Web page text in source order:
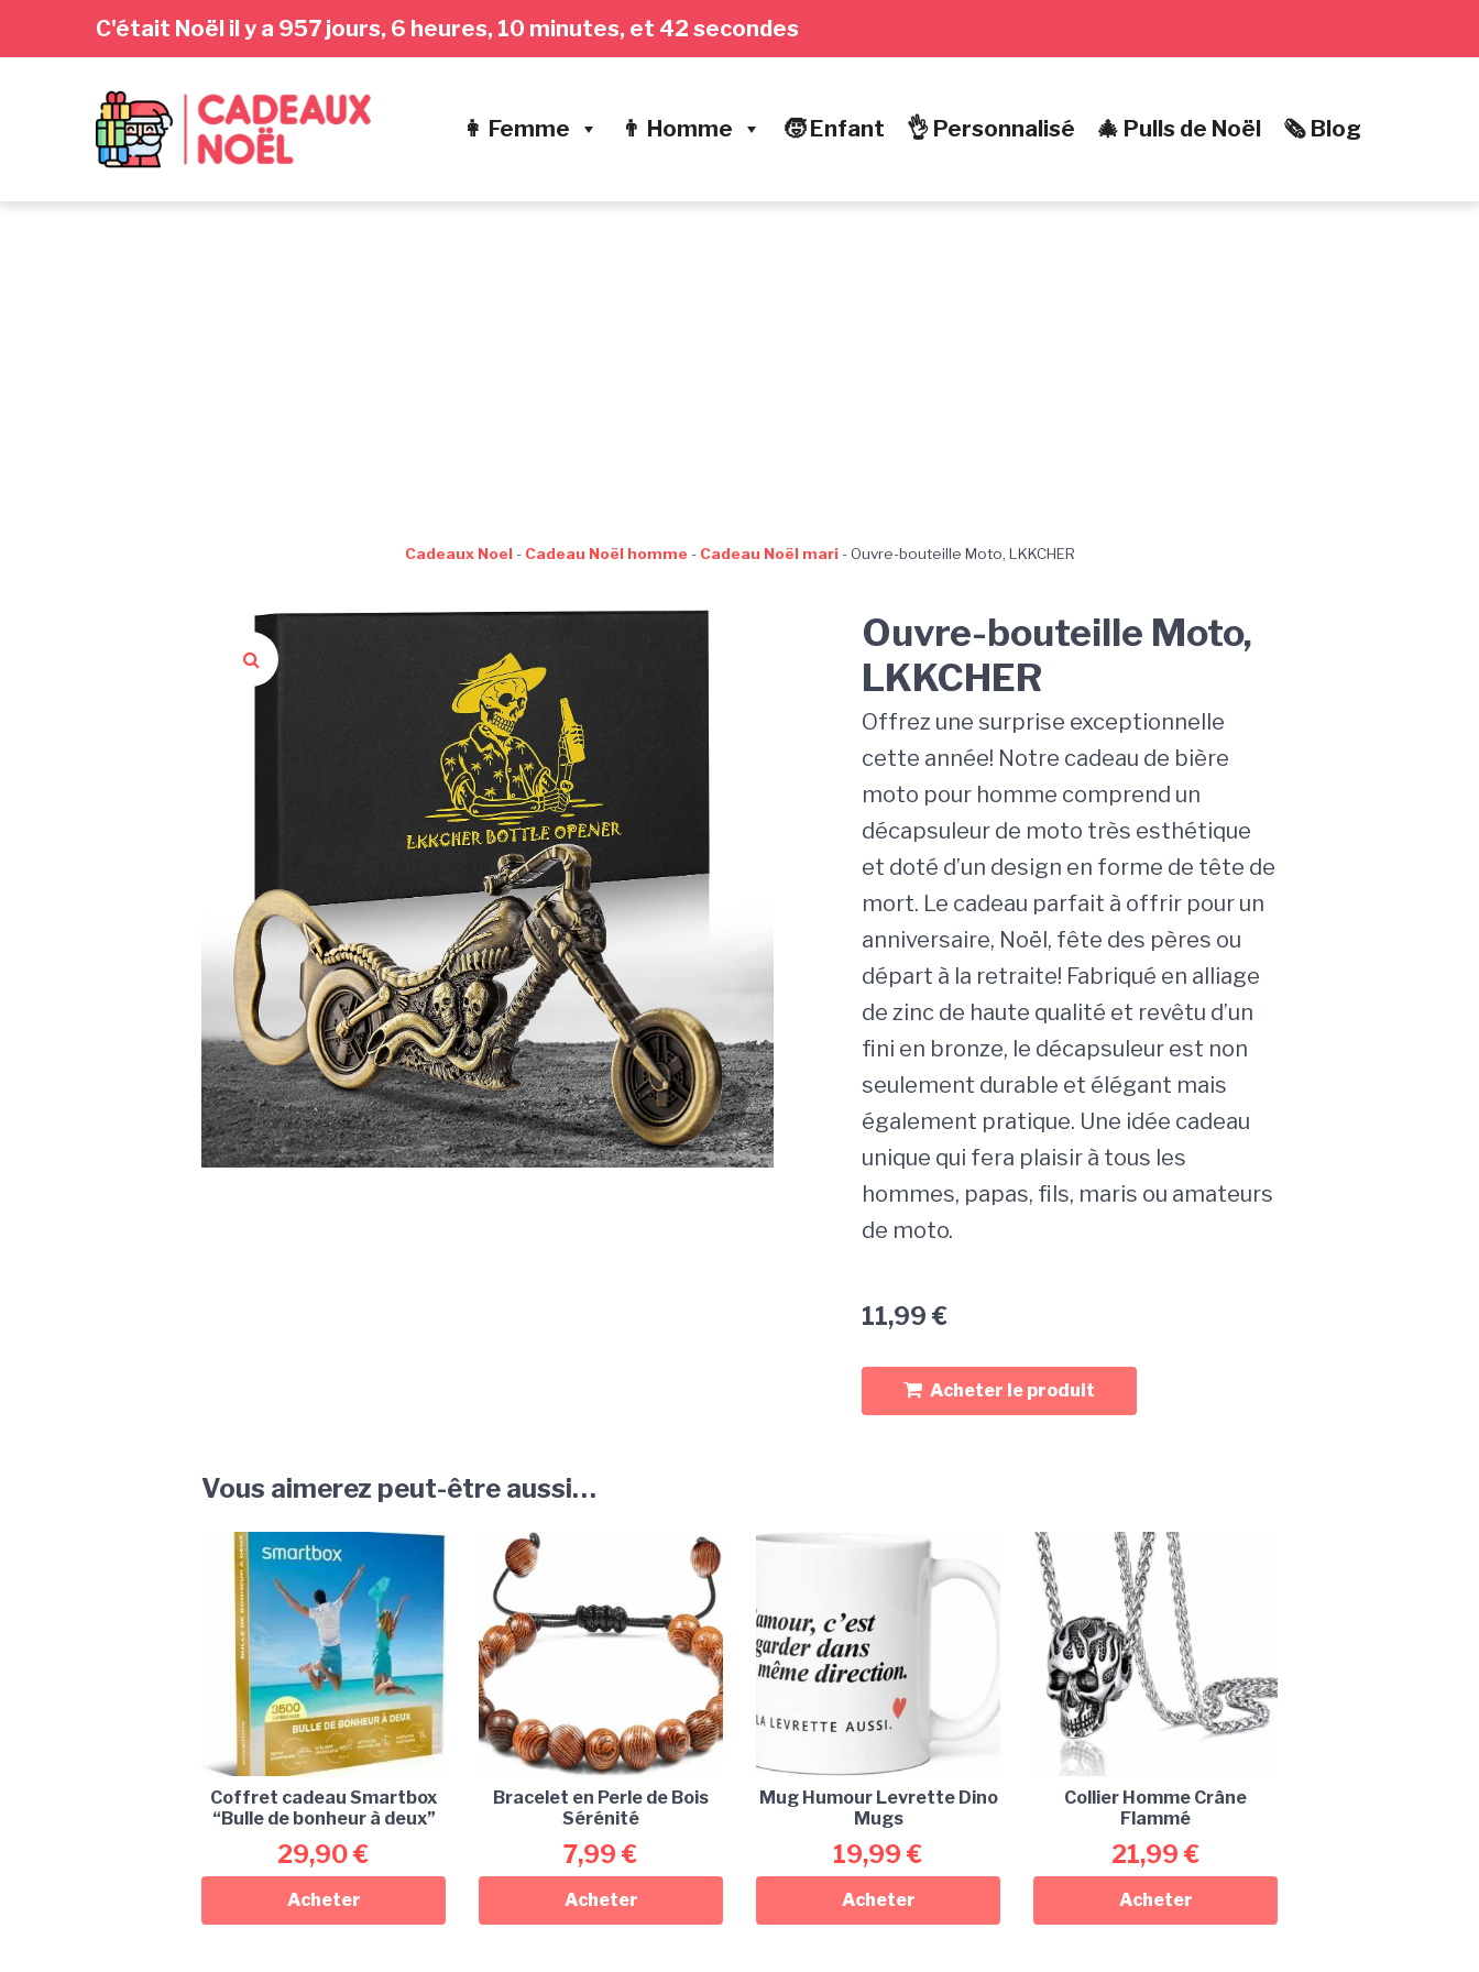
navigation
C'était Noël il y a 957 jours, 6 heures, 10 minutes, et 43 secondes
👩 Femme 👨 Homme 🧒 Enfant 👌 Personnalisé 🎄 Pulls de Noël 🗞️ Blog
Cadeaux Noel - Cadeau Noël homme - Cadeau Noël mari -Ouvre-bouteille Moto, LKKCHER
Ouvre-bouteille Moto,
LKKCHER
Offrez une surprise exceptionnelle
cette année! Notre cadeau de bière
moto pour homme comprend un
décapsuleur de moto très esthétique
et doté d’un design en forme de tête de
mort. Le cadeau parfait à offrir pour un
anniversaire, Noël, fête des pères ou
départ à la retraite! Fabriqué en alliage
de zinc de haute qualité et revêtu d’un
fini en bronze, le décapsuleur est non
seulement durable et élégant mais
également pratique. Une idée cadeau
unique qui fera plaisir à tous les
hommes, papas, fils, maris ou amateurs
de moto.
11,99 €
Acheter le produit
Vous aimerez peut-être aussi…
Coffret cadeau Smartbox
“Bulle de bonheur à deux”
29,90€
Acheter
Bracelet en Perle de Bois
Sérénité
7,99 €
Acheter
Mug Humour Levrette Dino
Mugs
19,99 €
Acheter
Collier Homme Crâne
Flammé
21,99 €
Acheter